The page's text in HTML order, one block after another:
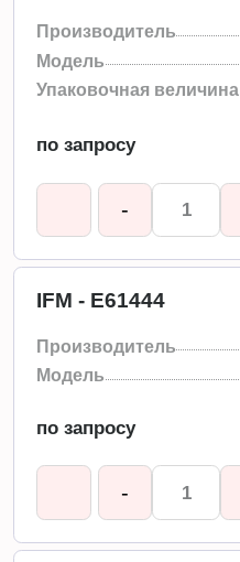
Производитель
Модель
Упаковочная величина
по запросу
-
IFM - E61444
Производитель
Модель
по запросу
-